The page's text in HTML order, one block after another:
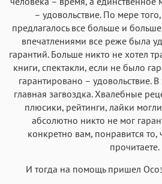
– удовольствие. По мере
предлагалось все больше и
впечатлениями все реже была
гарантий. Больше никто не хотел
книги, спектакли, если не было
гарантировано – удовольствие.
главная загвоздка. Хвалебные
плюсики, рейтинги, лайки
абсолютно никто не мог
конкретно вам, понравится то,
прочитаете.
И тогда на помощь пришел